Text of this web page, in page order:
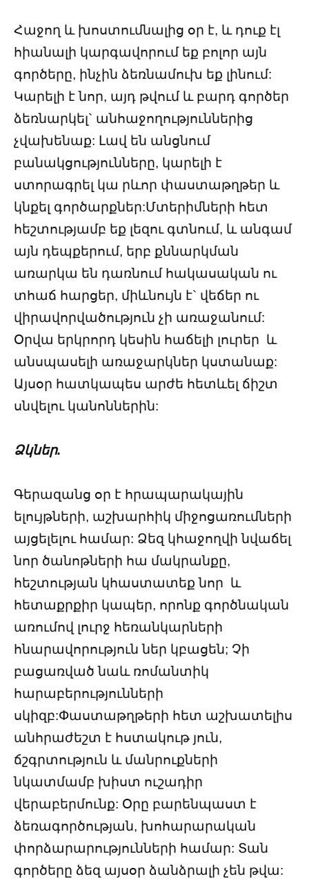
Հաջող և խոստումնալից օր է, և դուք էլ
հիանալի կարգավորում եք բոլոր այն
գործերը, ինչին ձեռնամուխ եք լինում:
Կարելի է նոր, այդ թվում և բարդ գործեր
ձեռնարկել` անհաջողություններից
չվախենաք: Լավ են անցնում
բանակցությունները, կարելի է
ստորագրել կա րևոր փաստաթղթեր և
կնքել գործարքներ:Մտերիմների հետ
հեշտությամբ եք լեզու գտնում, և անգամ
այն դեպքերում, երբ քննարկման
առարկա են դառնում հակասական ու
տհաճ հարցեր, միևնույն է` վեճեր ու
վիրավորվածություն չի առաջանում:
Օրվա երկրորդ կեսին հաճելի լուրեր և
անսպասելի առաջարկներ կստանաք:
Այսօր հատկապես արժե հետևել ճիշտ
սնվելու կանոններին:
Ձկներ.
Գերազանց օր է հրապարակային
ելույթների, աշխարհիկ միջոցառումների
այցելելու համար: Ձեզ կհաջողվի նվաճել
նոր ծանոթների հա մակրանքը,
հեշտության կհաստատեք նոր և
հետաքրքիր կապեր, որոնք գործնական
առումով լուրջ հեռանկարների
հնարավորություն ներ կբացեն; Չի
բացառված նաև ռոմանտիկ
հարաբերությունների
սկիզբ:Փաստաթղթերի հետ աշխատելիս
անհրաժեշտ է հստակութ յուն,
ճշգրտություն և մանրուքների
նկատմամբ խիստ ուշադիր
վերաբերմունք: Օրը բարենպաստ է
ձեռագործության, խոհարարական
փորձարարությունների համար: Տան
գործերը ձեզ այսօր ձանձրալի չեն թվա: